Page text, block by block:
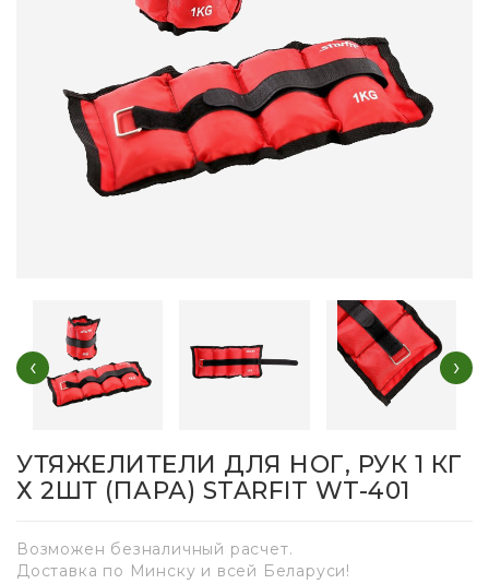
‹ ›
УТЯЖЕЛИТЕЛИ ДЛЯ НОГ, РУК 1 КГ
Х 2ШТ (ПАРА) STARFIT WT-401
Возможен безналичный расчет.
Доставка по Минску и всей Беларуси!